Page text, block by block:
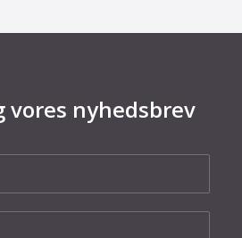
vores nyhedsbrev